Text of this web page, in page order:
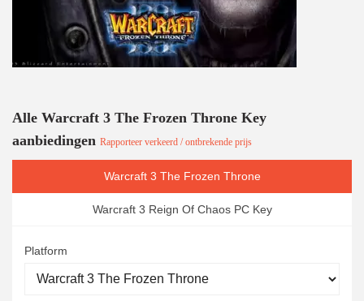
Alle Warcraft 3 The Frozen Throne Key
aanbiedingen Rapporteer verkeerd / ontbrekende prijs
Warcraft 3 The Frozen Throne
Warcraft 3 Reign Of Chaos PC Key
Platform